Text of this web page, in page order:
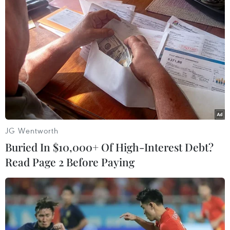
Tầm nhìn bán dẫn của
Malaysia: Đi từ thế mạnh
sẵn có lên nấc thang giá trị
cao
07/08/2026 11:51
Đồng Nai cần chuyển dịch
thu hút đầu tư sang tổ
chức chuỗi giá trị
07/08/2026 11:18
Có 50 cơ sở kiểm nghiệm
được GACC chấp nhận
phục vụ xuất khẩu mít, sầu
riêng
Giá dầu tăng trước những
lo ngại về kế hoạch mở lại
Eo biển Hormuz
07/08/2026 08:58
JG Wentworth
Buried In $10,000+ Of High-Interest Debt?
Read Page 2 Before Paying